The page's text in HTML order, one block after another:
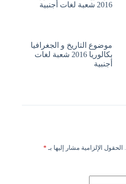
2016 شعبة لغات أجنبية
موضوع التاريخ و الجغرافيا
بكالوريا 2016 شعبة لغات
أجنبية
الحقول الإلزامية مشار إليها بـ *